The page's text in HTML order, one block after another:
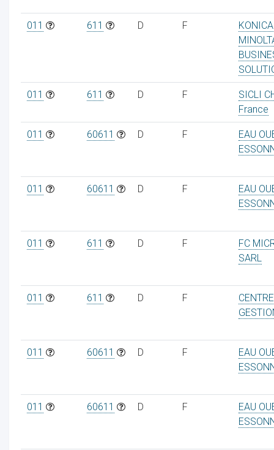
011 611 D F
KONICA
011 611 D F
SICLI
France
011 60611 D F
EAU
011 60611 D F
EAU
011 611 D F
FC
SARL
011 611 D F
011 60611 D F
EAU
011 60611 D F
EAU